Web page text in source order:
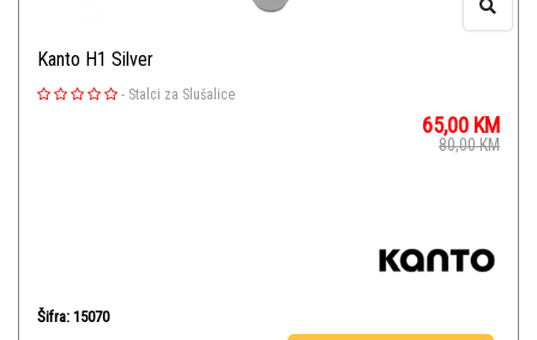
Kanto H1 Silver
- Stalci za Slušalice
65,00 KM
80,00KM
Šifra: 15070